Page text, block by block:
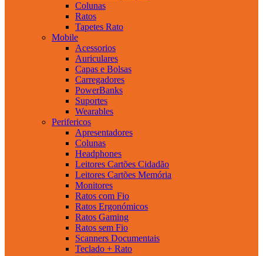
Colunas
Ratos
Tapetes Rato
Mobile
Acessorios
Auriculares
Capas e Bolsas
Carregadores
PowerBanks
Suportes
Wearables
Perifericos
Apresentadores
Colunas
Headphones
Leitores Cartões Cidadão
Leitores Cartões Memória
Monitores
Ratos com Fio
Ratos Ergonómicos
Ratos Gaming
Ratos sem Fio
Scanners Documentais
Teclado + Rato